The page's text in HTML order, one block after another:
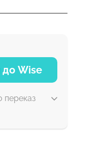
Wise
переказ